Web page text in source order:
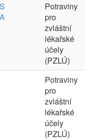
Potraviny
pro
zvláštní
lékařské
účely
(PZLÚ)
Potraviny
pro
zvláštní
lékařské
účely
(PZLÚ)